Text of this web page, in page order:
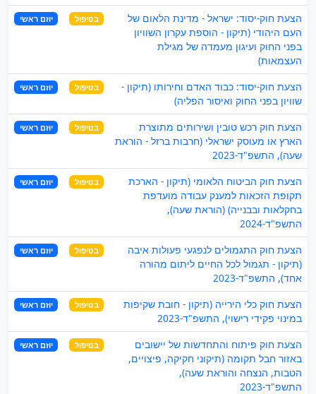
הצעת חוק-יסוד: ישראל - מדינת הלאום של
העם היהודי (תיקון - הוספת עקרון השוויון
בפני החוק ועיגון מעמדה של מגילת
העצמאות)
בטיפול יוזם ראשי
הצעת חוק-יסוד: כבוד האדם וחירותו (תיקון -
שוויון בפני החוק ואיסור הפליה)
בטיפול יוזם ראשי
הצעת חוק רכש טובין ושירותים מתוצרת
הארץ או מעוסק ישראלי (חרבות ברזל - הוראת
שעה), התשפ"ד-2023
בטיפול יוזם ראשי
הצעת חוק הביטוח הלאומי (תיקון - הארכת
תקופת הזכאות למענק עבודה מועדפת
בחקלאות ובבנייה) (הוראת שעה),
התשפ"ד-2024
בטיפול יוזם ראשי
הצעת חוק התגמולים לנפגעי פעולות איבה
(תיקון - תגמול לכל החיים ליתום מהורה
אחד), התשפ"ד-2023
בטיפול יוזם ראשי
הצעת חוק כלי הירייה (תיקון - חובת שקיפות
במינוי פקידי רישוי), התשפ"ד-2023
בטיפול יוזם ראשי
הצעת חוק פיתוח והתחדשות של יישובים
באזור חבל תקומה (תיקוני חקיקה, פיצויים,
הטבות, הנצחה והוראת שעה),
התשפ"ד-2023
בטיפול יוזם ראשי